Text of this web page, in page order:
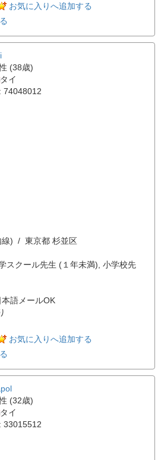
お気に入りへ追加する
(38歳)
タイ
74048012
線) / 東京都 杉並区
スクール先生 (１年未満), 小学校先
本語メールOK
お気に入りへ追加する
(32歳)
タイ
33015512